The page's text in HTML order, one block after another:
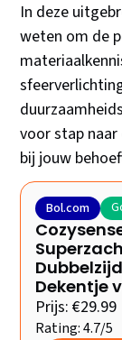
In deze
weten om de
voor stap
bij jouw
Bol.com
Dekentje
Prijs: €29.99
Rating: 4.7/5